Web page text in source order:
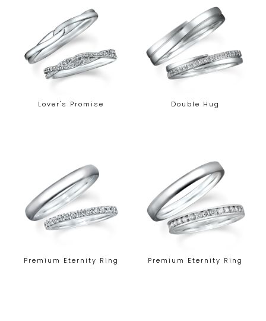
Lover's Promise Double Hug
Premium Eternity Ring Premium Eternity Ring